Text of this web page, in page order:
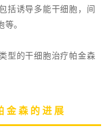
括诱导多能干细胞，间
。
型的干细胞治疗帕金森
金森的进展